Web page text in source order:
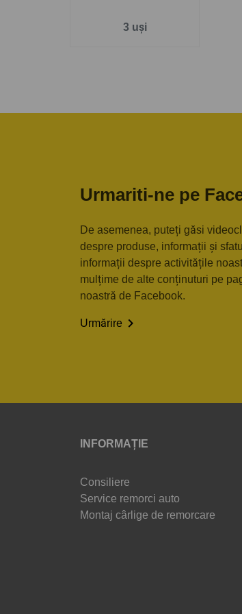
3 uși
Urmariti-ne pe
De asemenea, puteți găsi
despre produse, informații și
informații despre activitățile
mulțime de alte conținuturi pe
noastră de Facebook.
Urmărire 
INFORMAȚIE
Consiliere
Service remorci auto
Montaj cârlige de remorcare